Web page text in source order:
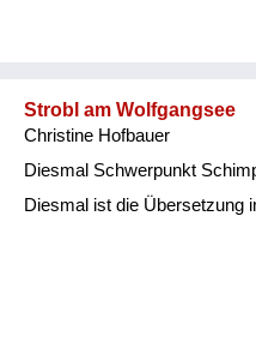
Strobl am Wolfgangsee
Christine Hofbauer
Diesmal Schwerpunkt
Diesmal ist die Übersetzung